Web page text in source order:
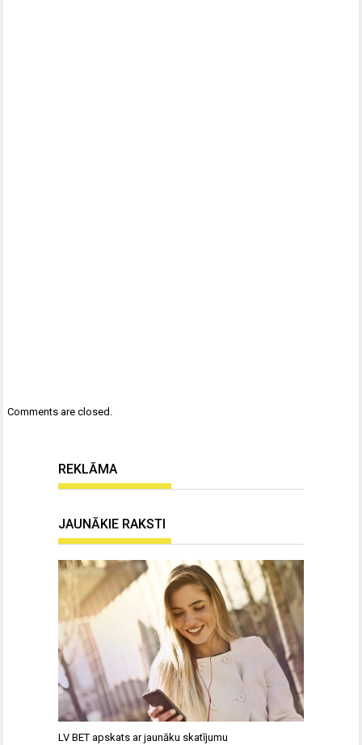
Comments are closed.
REKLĀMA
JAUNĀKIE RAKSTI
LV BET apskats ar jaunāku skatījumu